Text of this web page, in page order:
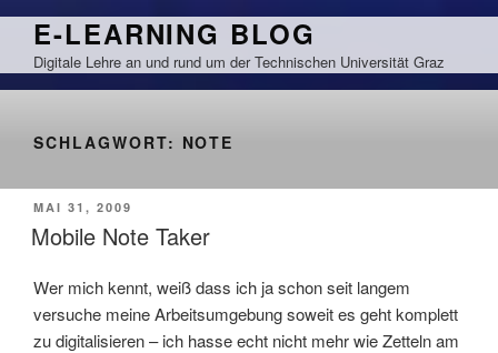
Zum
springen
E-LEARNING BLOG
Digitale Lehre an und rund um der Technischen Universität Graz
SCHLAGWORT: NOTE
VERÖFFENTLICHT
AM
MAI 31, 2009
Mobile Note Taker
Wer mich kennt, weiß dass ich ja schon seit langem
versuche meine Arbeitsumgebung soweit es geht komplett
zu digitalisieren – ich hasse echt nicht mehr wie Zetteln am